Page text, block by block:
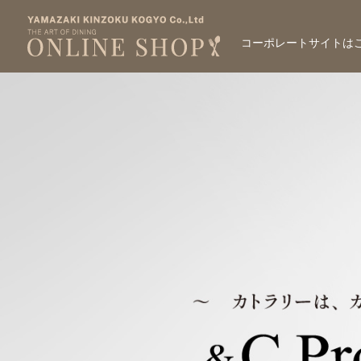
コーポレートサイトは